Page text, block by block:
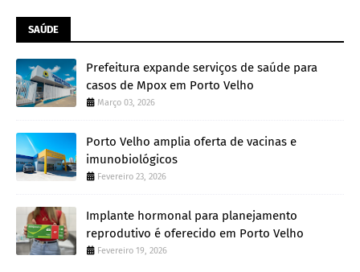
SAÚDE
Prefeitura expande serviços de saúde para
casos de Mpox em Porto Velho
Março 03, 2026
Porto Velho amplia oferta de vacinas e
imunobiológicos
Fevereiro 23, 2026
Implante hormonal para planejamento
reprodutivo é oferecido em Porto Velho
Fevereiro 19, 2026